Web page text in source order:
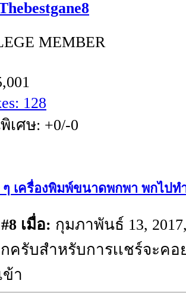
MEMBER
128
เศษ: +0/-0
ๆ เครื่องพิมพ์ขนาดพกพา พกไป
เมื่อ: กุมภาพันธ์ 13,
รับสำหรับการเเชร์จะค
ข้า